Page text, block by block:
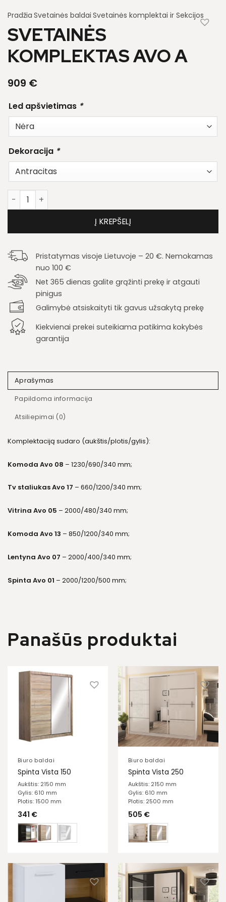
Pradžia Svetainės baldai Svetainės komplektai ir Sekcijos
SVETAINĖS
KOMPLEKTAS AVO A
909 €
Led apšvietimas *
Dekoracija *
produkto kiekis: Svetainės komplektas Avo A
Į KREPŠELĮ
Pristatymas visoje Lietuvoje – 20 €. Nemokamas
nuo 100 €
Net 365 dienas galite grąžinti prekę ir atgauti
pinigus
Galimybė atsiskaityti tik gavus užsakytą prekę
Kiekvienai prekei suteikiama patikima kokybės
garantija
Aprašymas
Papildoma informacija
Atsiliepimai (0)
Komplektaciją sudaro (aukštis/plotis/gylis):
Komoda Avo 08 – 1230/690/340 mm;
Tv staliukas Avo 17 – 660/1200/340 mm;
Vitrina Avo 05 – 2000/480/340 mm;
Komoda Avo 13 – 850/1200/340 mm;
Lentyna Avo 07 – 2000/400/340 mm;
Spinta Avo 01 – 2000/1200/500 mm;
Panašūs produktai
Biuro baldai
Spinta Vista 150
Aukštis: 2150 mm
Gylis: 610 mm
Plotis: 1500 mm
341 €
Biuro baldai
Spinta Vista 250
Aukštis: 2150 mm
Gylis: 610 mm
Plotis: 2500 mm
505 €